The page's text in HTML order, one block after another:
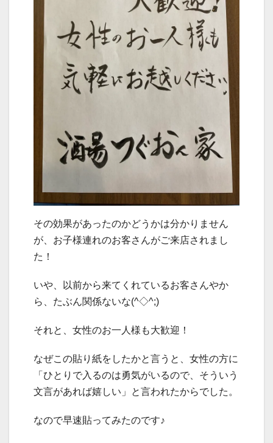
その効果があったのかどうかは分かりません
が、お子様連れのお客さんがご来店されまし
た！
いや、以前から来てくれているお客さんやか
ら、たぶん関係ないな(^◇^;)
それと、女性のお一人様も大歓迎！
なぜこの貼り紙をしたかと言うと、女性の方に
「ひとりで入るのは勇気がいるので、そういう
文言があれば嬉しい」と言われたからでした。
なので早速貼ってみたのです♪